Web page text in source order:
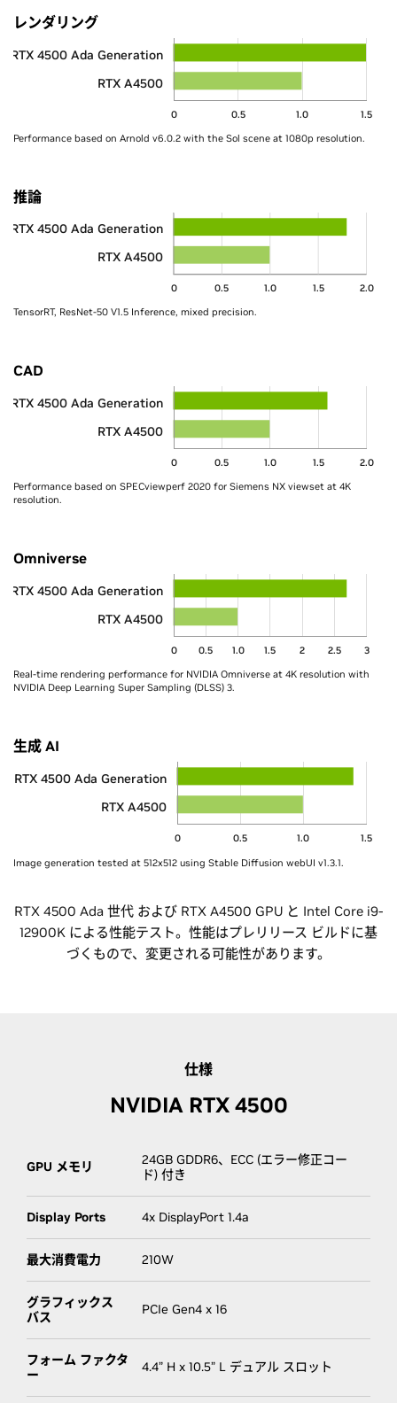
レンダリング
0 0.5 1.0 1.5
RTX 4500 Ada Generation
RTX A4500
Performance based on Arnold v6.0.2 with the Sol scene at 1080p resolution.
推論
0 0.5 1.0 1.5 2.0
RTX 4500 Ada Generation
RTX A4500
TensorRT, ResNet-50 V1.5 Inference, mixed precision.
CAD
0 0.5 1.0 1.5 2.0
RTX 4500 Ada Generation
RTX A4500
Performance based on SPECviewperf 2020 for Siemens NX viewset at 4K
resolution.
Omniverse
0 0.5 1.0 1.5 2 2.5 3
RTX 4500 Ada Generation
RTX A4500
Real-time rendering performance for NVIDIA Omniverse at 4K resolution with
NVIDIA Deep Learning Super Sampling (DLSS) 3.
生成 AI
0 0.5 1.0 1.5
RTX 4500 Ada Generation
RTX A4500
Image generation tested at 512x512 using Stable Diffusion webUI v1.3.1.
RTX 4500 Ada 世代 および RTX A4500 GPU と Intel Core i9-
12900K による性能テスト。性能はプレリリース ビルドに基
づくもので、変更される可能性があります。
仕様
NVIDIA RTX 4500
GPU メモリ
24GB GDDR6、ECC (エラー修正コー
ド) 付き
Display Ports 4x DisplayPort 1.4a
最大消費電力 210W
グラフィックス
バス
PCIe Gen4 x 16
フォーム ファクタ
ー
4.4” H x 10.5” L デュアル スロット